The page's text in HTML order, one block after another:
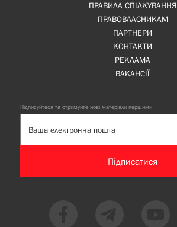
ПРАВИЛА СПІЛКУВАННЯ
ПРАВОВЛАСНИКАМ
ПАРТНЕРИ
КОНТАКТИ
РЕКЛАМА
ВАКАНСІЇ
Підписуйтеся та отримуйте нові матеріали першими
Підписатися